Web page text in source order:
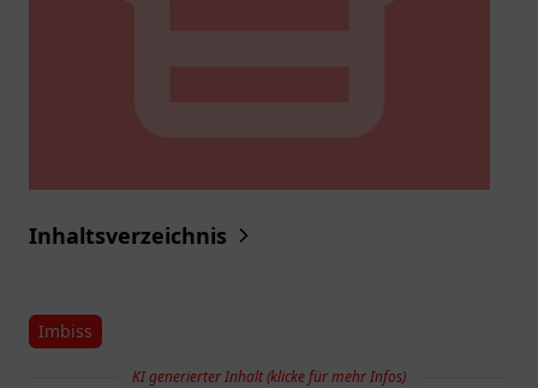
Inhaltsverzeichnis
Imbiss
KI generierter Inhalt (klicke für mehr Infos)